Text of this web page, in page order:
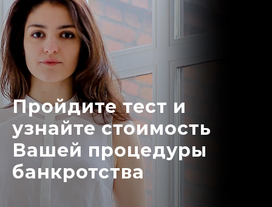
Пройдите тест и
узнайте стоимость
Вашей процедуры
банкротства